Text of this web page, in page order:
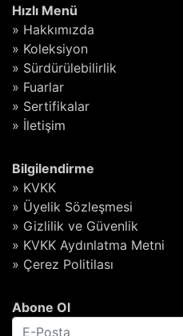
Hızlı Menü
» Hakkımızda
» Koleksiyon
» Sürdürülebilirlik
» Fuarlar
» Sertifikalar
» İletişim
Bilgilendirme
» KVKK
» Üyelik Sözleşmesi
» Gizlilik ve Güvenlik
» KVKK Aydınlatma Metni
» Çerez Politilası
Abone Ol